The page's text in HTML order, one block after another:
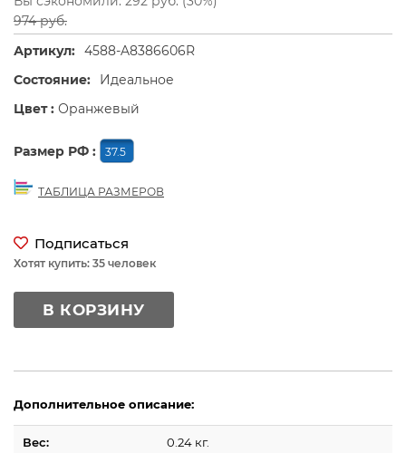
974 руб.
Артикул: 4588-A8386606R
Состояние:
Идеальное
Цвет : Оранжевый
Размер РФ : 37.5
ТАБЛИЦА РАЗМЕРОВ
Подписаться
Хотят купить: 35 человек
В КОРЗИНУ
Дополнительное описание:
Вес: 0.24 кг.